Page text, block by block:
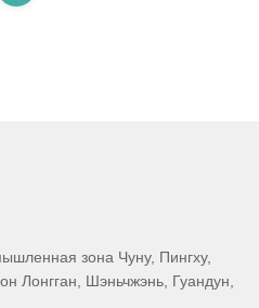
зона Чуну, Пингху,
Лонгган, Шэньчжэнь, Гуандун,